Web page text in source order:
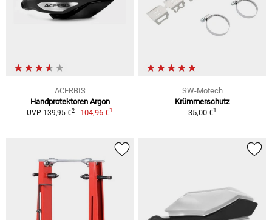
ACERBIS
Handprotektoren Argon
UVP 139,95 €2 104,96 €1
SW-Motech
Krümmerschutz
35,00 €1